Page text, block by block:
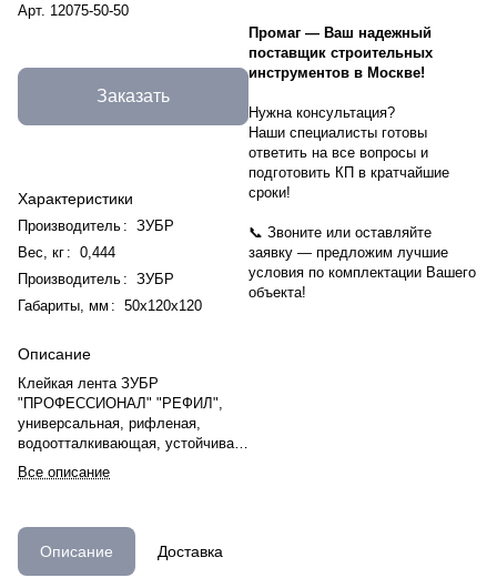
Арт. 12075-50-50
Заказать
Характеристики
Производитель : ЗУБР
Вес, кг : 0,444
Производитель : ЗУБР
Габариты, мм : 50х120х120
Описание
Клейкая лента ЗУБР
"ПРОФЕССИОНАЛ" "РЕФИЛ",
универсальная, рифленая,
водоотталкивающая, устойчивая
к УФ. 50 мм х 50 м, серебристая
Все описание
Промаг — Ваш надежный
поставщик строительных
инструментов в Москве!
Нужна консультация?
Наши специалисты готовы
ответить на все вопросы и
подготовить КП в кратчайшие
сроки!
📞 Звоните или оставляйте
заявку — предложим лучшие
условия по комплектации Вашего
объекта!
Описание Доставка